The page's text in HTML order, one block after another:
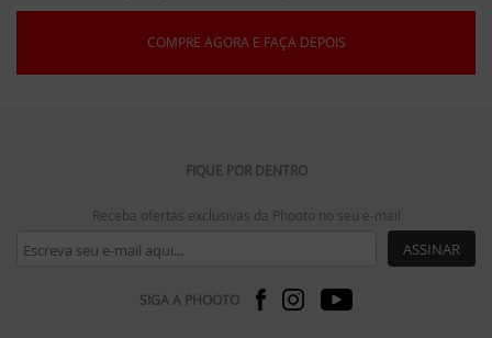
COMPRE AGORA E FAÇA DEPOIS
FIQUE POR DENTRO
Receba ofertas exclusivas da Phooto no seu e-mail
ASSINAR
SIGA A PHOOTO